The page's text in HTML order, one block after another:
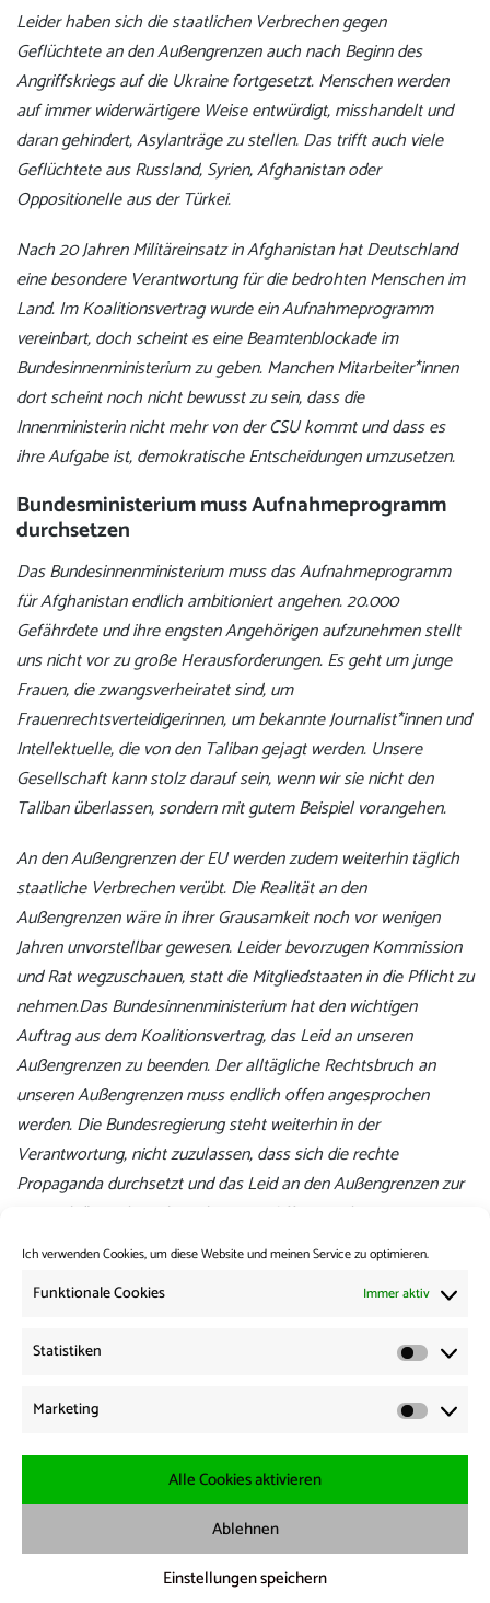
Ich verwenden Cookies, um diese Website und meinen Service zu optimieren.
Funktionale Cookies Immer aktiv
Statistiken
Marketing
Alle Cookies aktivieren
Ablehnen
Einstellungen speichern
Leider haben sich die staatlichen Verbrechen gegen
Geflüchtete an den Außengrenzen auch nach Beginn des
Angriffskriegs auf die Ukraine fortgesetzt. Menschen werden
auf immer widerwärtigere Weise entwürdigt, misshandelt und
daran gehindert, Asylanträge zu stellen. Das trifft auch viele
Geflüchtete aus Russland, Syrien, Afghanistan oder
Oppositionelle aus der Türkei.
Nach 20 Jahren Militäreinsatz in Afghanistan hat Deutschland
eine besondere Verantwortung für die bedrohten Menschen im
Land. Im Koalitionsvertrag wurde ein Aufnahmeprogramm
vereinbart, doch scheint es eine Beamtenblockade im
Bundesinnenministerium zu geben. Manchen Mitarbeiter*innen
dort scheint noch nicht bewusst zu sein, dass die
Innenministerin nicht mehr von der CSU kommt und dass es
ihre Aufgabe ist, demokratische Entscheidungen umzusetzen.
Bundesministerium muss Aufnahmeprogramm
durchsetzen
Das Bundesinnenministerium muss das Aufnahmeprogramm
für Afghanistan endlich ambitioniert angehen. 20.000
Gefährdete und ihre engsten Angehörigen aufzunehmen stellt
uns nicht vor zu große Herausforderungen. Es geht um junge
Frauen, die zwangsverheiratet sind, um
Frauenrechtsverteidigerinnen, um bekannte Journalist*innen und
Intellektuelle, die von den Taliban gejagt werden. Unsere
Gesellschaft kann stolz darauf sein, wenn wir sie nicht den
Taliban überlassen, sondern mit gutem Beispiel vorangehen.
An den Außengrenzen der EU werden zudem weiterhin täglich
staatliche Verbrechen verübt. Die Realität an den
Außengrenzen wäre in ihrer Grausamkeit noch vor wenigen
Jahren unvorstellbar gewesen. Leider bevorzugen Kommission
und Rat wegzuschauen, statt die Mitgliedstaaten in die Pflicht zu
nehmen.Das Bundesinnenministerium hat den wichtigen
Auftrag aus dem Koalitionsvertrag, das Leid an unseren
Außengrenzen zu beenden. Der alltägliche Rechtsbruch an
unseren Außengrenzen muss endlich offen angesprochen
werden. Die Bundesregierung steht weiterhin in der
Verantwortung, nicht zuzulassen, dass sich die rechte
Propaganda durchsetzt und das Leid an den Außengrenzen zur
Normalität wird. Wir brauchen eine Offensive der
Rechtsstaatlichkeit an den Außengrenzen.”
Kategorie:Vermischtes
Beitrags-
Navigation
Vorherige:
Beitrag:
mit Mini-Aufnahmeprogramm
Weiter:
Beitrag:
Interview mit RND: „Die EU-Regierungen sind zynisch“
Datenschutz·Cookie Richtline